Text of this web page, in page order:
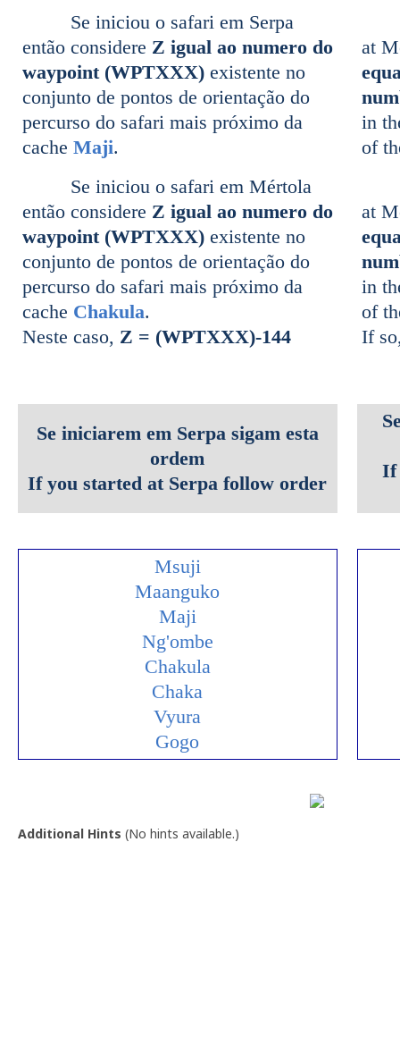
Se iniciou o safari em Serpa
então considere Z igual ao numero do
waypoint (WPTXXX) existente no
conjunto de pontos de orientação do
percurso do safari mais próximo da
cache Maji.
Se iniciou o safari em Mértola
então considere Z igual ao numero do
waypoint (WPTXXX) existente no
conjunto de pontos de orientação do
percurso do safari mais próximo da
cache Chakula.
Neste caso, Z = (WPTXXX)-144
at
in
of
at
in
of
If
Se iniciarem em Serpa sigam esta
ordem
If you started at Serpa follow order
If
Msuji
Maanguko
Maji
Ng'ombe
Chakula
Chaka
Vyura
Gogo
Additional Hints (No hints available.)